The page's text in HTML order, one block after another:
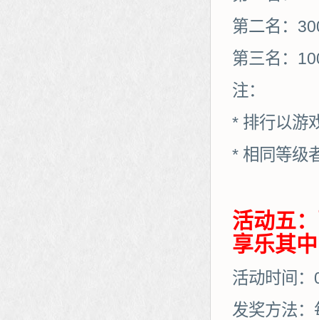
第二名：
第三名：
注：
* 排行以游
* 相同等级
活动五
享乐其中
活动时间
发奖方法：